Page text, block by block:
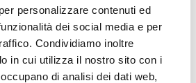
personalizzare contenuti ed
dei social media e per
Condividiamo inoltre
in cui utilizza il nostro sito con i
di analisi dei dati web,
o equivalente);
dei diritti relativi al progetto
istanza ovvero, se il progetto è
originale, legittimati
di adattamento dell'opera stessa